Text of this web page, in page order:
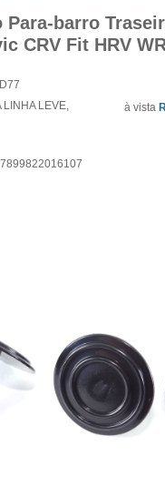
Para-barro
CRV Fit HRV
LINHA LEVE
7899822016107
à vista